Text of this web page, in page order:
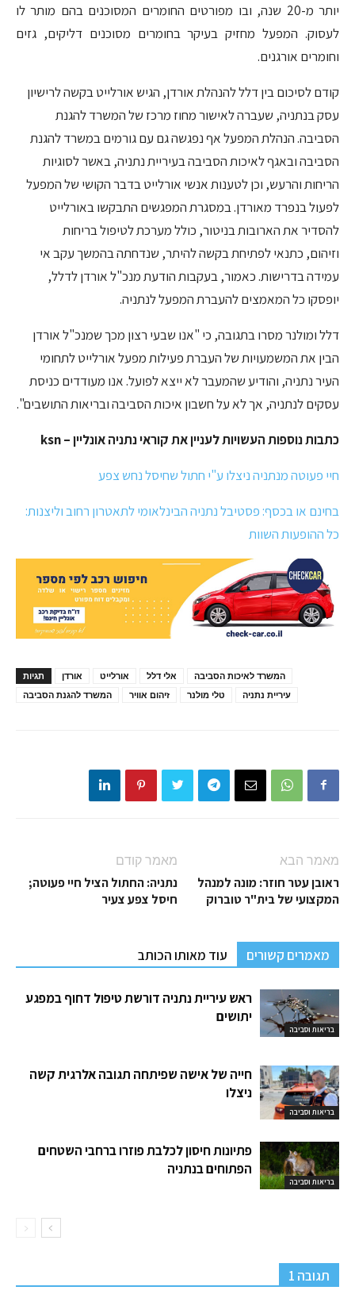
יותר מ-20 שנה, ובו מפורטים החומרים המסוכנים בהם מותר לו
לעסוק. המפעל מחזיק בעיקר בחומרים מסוכנים דליקים, גזים
וחומרים אורגנים.
קודם לסיכום בין דלל להנהלת אורדן, הגיש אורלייט בקשה לרישיון
עסק בנתניה, שעברה לאישור מחוז מרכז של המשרד להגנת
הסביבה. הנהלת המפעל אף נפגשה גם עם גורמים במשרד להגנת
הסביבה ובאגף לאיכות הסביבה בעיריית נתניה, באשר לסוגיות
הריחות והרעש, וכן לטענות אנשי אורלייט בדבר הקושי של המפעל
לפעול בנפרד מאורדן. במסגרת המפגשים התבקשו באורלייט
להסדיר את הארובות בניטור, כולל מערכת לטיפול בריחות
וזיהום, כתנאי לפתיחת בקשה להיתר, שנדחתה בהמשך עקב אי
עמידה בדרישות. כאמור, בעקבות הודעת מנכ"ל אורדן לדלל,
יופסקו כל המאמצים להעברת המפעל לנתניה.
דלל ומולנר מסרו בתגובה, כי "אנו שבעי רצון מכך שמנכ"ל אורדן
הבין את המשמעויות של העברת פעילות מפעל אורלייט לתחומי
העיר נתניה, והודיע שהמעבר לא ייצא לפועל. אנו מעודדים כניסת
עסקים לנתניה, אך לא על חשבון איכות הסביבה ובריאות התושבים".
כתבות נוספות העשויות לעניין את קוראי נתניה אונליין – ksn
חיי פעוטה מנתניה ניצלו ע"י חתול שחיסל נחש צפע
בחינם או בכסף: פסטיבל נתניה הבינלאומי לתאטרון רחוב וליצנות:
כל ההופעות השוות
תגיות אורדן אורלייט אלי דלל
המשרד לאיכות הסביבה
המשרד להגנת הסביבה
זיהום אוויר טלי מולנר עיריית נתניה
מאמר קודם
נתניה: החתול הציל חיי פעוטה;
חיסל צפע צעיר
מאמר הבא
ראובן עטר חוזר: מונה למנהל
המקצועי של בית"ר טוברוק
מאמרים קשורים עוד מאותו הכותב
בריאות וסביבה
ראש עיריית נתניה דורשת טיפול דחוף במפגע
יתושים
בריאות וסביבה
חייה של אישה שפיתחה תגובה אלרגית קשה
ניצלו
בריאות וסביבה
פתיונות חיסון לכלבת פוזרו ברחבי השטחים
הפתוחים בנתניה
תגובה 1